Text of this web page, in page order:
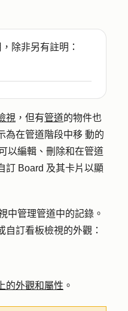
除非另有註明：
視 ，但有管道的物件也
為在管道階段中移 動的
以編輯、刪除和在管道
訂 Board 及其卡片以顯
中管理管道中的記錄。
訂看板檢視的外觀：
的外觀和屬性 。